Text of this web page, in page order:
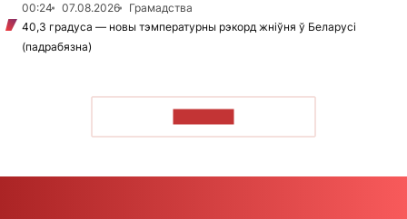
00:24
07.08.2026
Грамадства
40,3 градуса — новы тэмпературны рэкорд жніўня ў Беларусі
(падрабязна)